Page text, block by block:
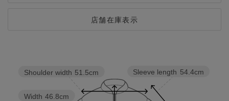
店舗在庫表示
Sleeve length 54.4cm
Width 46.8cm
Shoulder width 51.5cm